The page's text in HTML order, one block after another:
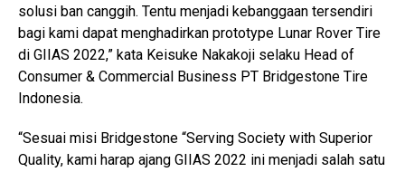
solusi ban canggih. Tentu menjadi kebanggaan tersendiri
bagi kami dapat menghadirkan prototype Lunar Rover Tire
di GIIAS 2022,” kata Keisuke Nakakoji selaku Head of
Consumer & Commercial Business PT Bridgestone Tire
Indonesia.
“Sesuai misi Bridgestone “Serving Society with Superior
Quality, kami harap ajang GIIAS 2022 ini menjadi salah satu